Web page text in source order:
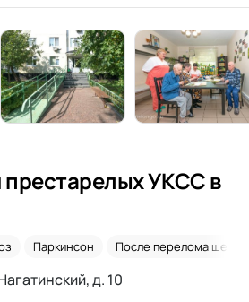
УКСС в
Паркинсон После перелома шейки
д. 10